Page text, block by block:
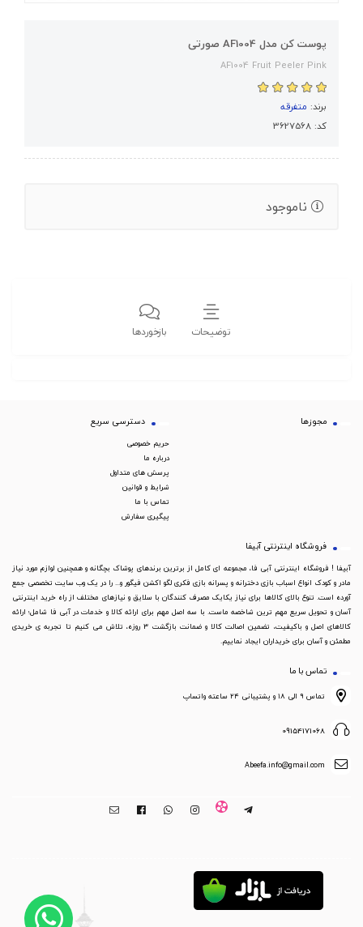
پوست کن مدل AF1004 صورتی
AF1004 Fruit Peeler Pink
برند: متفرقه
کد: 3627568
ناموجود
توضیحات بازخوردها
مجوزها دسترسی سریع
حریم خصوصی
درباره ما
پرسش های متداول
شرایط و قوانین
تماس با ما
پیگیری سفارش
فروشگاه اینترنتی آبیفا
آبیفا ! فروشگاه اینترنتی آبی فا، مجموعه ای کامل از برترین برندهای پوشاک بچگانه و همچنین لوازم مورد نیاز
مادر و کودک انواع اسباب بازی دخترانه و پسرانه بازی فکری لگو اکشن فیگور و... را در یک وب سایت تخصصی جمع
آورده است. تنوع بالای کالاها برای نیاز یکایک مصرف کنندگان با سلایق و نیازهای مختلف از راه خرید اینترنتی
آسان و تحویل سریع مهم ترین شاخصه ماست. با سه اصل مهم برای ارائه کالا و خدمات در آبی فا شامل؛ ارائه
کالاهای اصل و باکیفیت، تضمین اصالت کالا و ضمانت بازگشت 3 روزه، تلاش می کنیم تا تجربه ی خریدی
مطمئن و آسان برای خریداران ایجاد نماییم.
تماس با ما
تماس ۹ الی ۱۸ و پشتیبانی ۲۴ ساعته واتساپ
09154171068
Abeefa.info@gmail.com